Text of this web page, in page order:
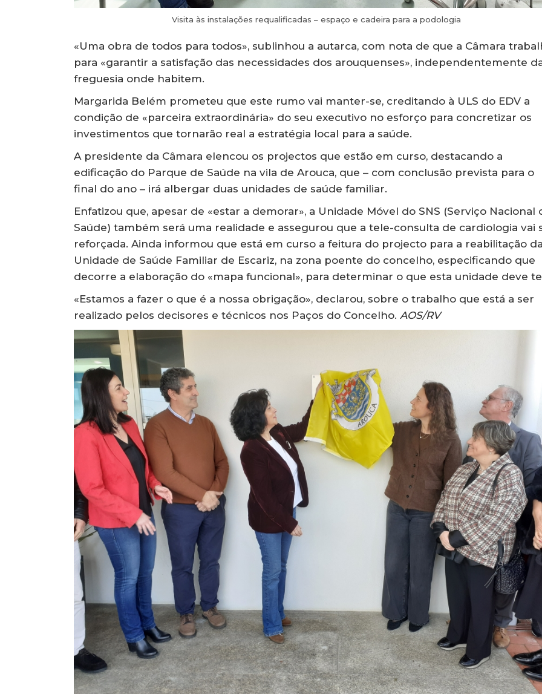
Visita às instalações requalificadas – espaço e cadeira para a podologia
«Uma obra de todos para todos», sublinhou a autarca, com nota de que a Câmara
para «garantir a satisfação das necessidades dos arouquenses», independentemente
freguesia onde habitem.
Margarida Belém prometeu que este rumo vai manter-se, creditando à ULS do EDV a
condição de «parceira extraordinária» do seu executivo no esforço para concretizar os
investimentos que tornarão real a estratégia local para a saúde.
A presidente da Câmara elencou os projectos que estão em curso, destacando a
edificação do Parque de Saúde na vila de Arouca, que – com conclusão prevista para o
final do ano – irá albergar duas unidades de saúde familiar.
Enfatizou que, apesar de «estar a demorar», a Unidade Móvel do SNS (Serviço Nacional
Saúde) também será uma realidade e assegurou que a tele-consulta de cardiologia vai
reforçada. Ainda informou que está em curso a feitura do projecto para a reabilitação
Unidade de Saúde Familiar de Escariz, na zona poente do concelho, especificando que
decorre a elaboração do «mapa funcional», para determinar o que esta unidade deve
«Estamos a fazer o que é a nossa obrigação», declarou, sobre o trabalho que está a ser
realizado pelos decisores e técnicos nos Paços do Concelho. AOS/RV